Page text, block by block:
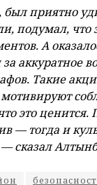
был приятно
подумал, что
А
аккуратное
Такие
это
— тогда и
сказал